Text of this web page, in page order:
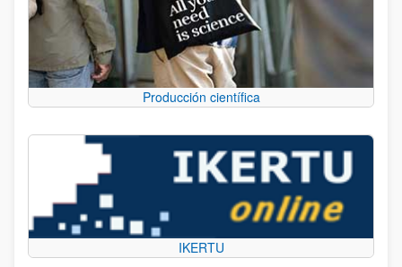
Producción científica
IKERTU